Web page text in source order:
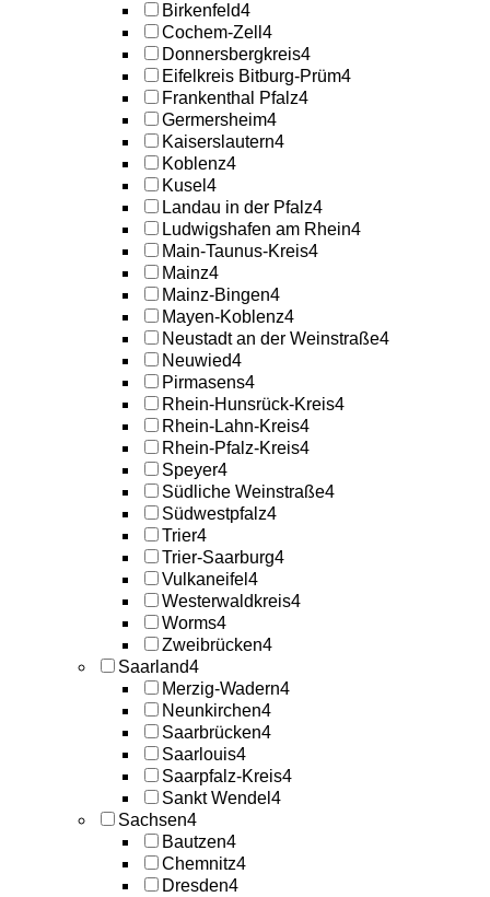
Birkenfeld4
Cochem-Zell 4
Donnersbergkreis4
Eifelkreis Bitburg-Prüm4
Frankenthal Pfalz4
Germersheim4
Kaiserslautern4
Koblenz4
Kusel 4
Landau in der Pfalz4
Ludwigshafen am Rhein4
Main-Taunus-Kreis4
Mainz4
Mainz-Bingen4
Mayen-Koblenz4
Neustadt an der Weinstraße4
Neuwied4
Pirmasens4
Rhein-Hunsrück-Kreis4
Rhein-Lahn-Kreis4
Rhein-Pfalz-Kreis4
Speyer4
Südliche Weinstraße4
Südwestpfalz4
Trier4
Trier-Saarburg4
Vulkaneifel 4
Westerwaldkreis4
Worms4
Zweibrücken4
Saarland4
Merzig-Wadern4
Neunkirchen4
Saarbrücken4
Saarlouis4
Saarpfalz-Kreis4
Sankt Wendel 4
Sachsen4
Bautzen4
Chemnitz4
Dresden4